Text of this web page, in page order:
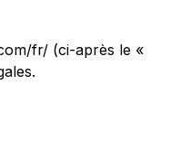
fr/ (ci-après le «